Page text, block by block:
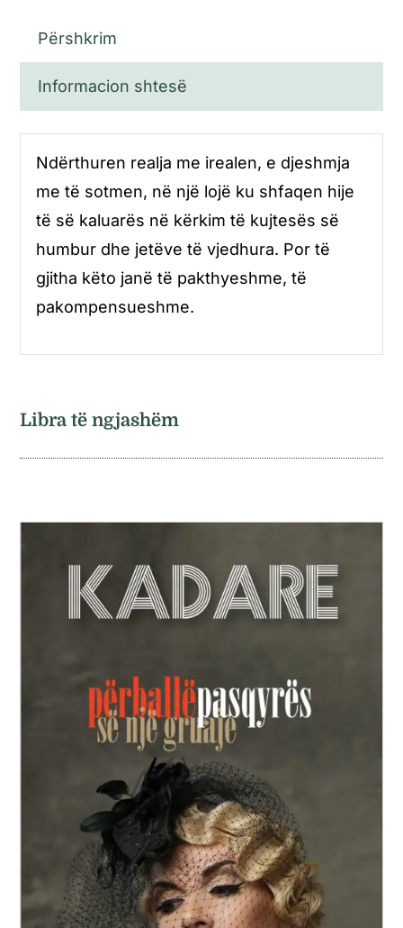
Përshkrim
Informacion shtesë
Ndërthuren realja me irealen, e djeshmja
me të sotmen, në një lojë ku shfaqen hije
të së kaluarës në kërkim të kujtesës së
humbur dhe jetëve të vjedhura. Por të
gjitha këto janë të pakthyeshme, të
pakompensueshme.
Libra të ngjashëm